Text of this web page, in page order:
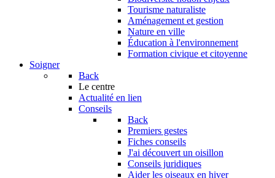
Tourisme naturaliste
Aménagement et gestion
Nature en ville
Éducation à l'environnement
Formation civique et citoyenne
Soigner
Back
Le centre
Actualité en lien
Conseils
Back
Premiers gestes
Fiches conseils
J'ai découvert un oisillon
Conseils juridiques
Aider les oiseaux en hiver